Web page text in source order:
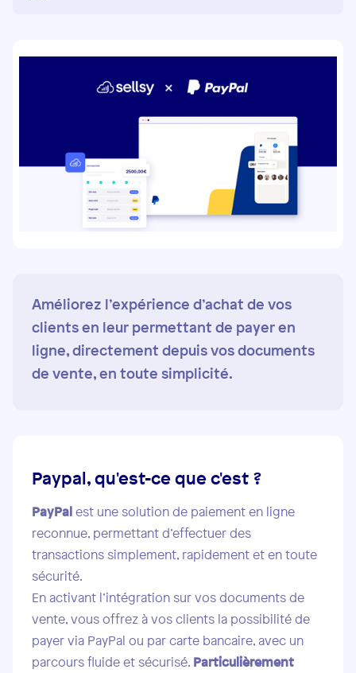
Améliorez l’expérience d’achat de vos
clients en leur permettant de payer en
ligne, directement depuis vos documents
de vente, en toute simplicité.
Paypal, qu'est-ce que c'est ?
PayPalest une solution de paiement en ligne
reconnue, permettant d’effectuer des
transactions simplement, rapidement et en toute
sécurité.
En activant l’intégration sur vos documents de
vente, vous offrez à vos clients la possibilité de
payer via PayPal ou par carte bancaire, avec un
parcours fluide et sécurisé. Particulièrement